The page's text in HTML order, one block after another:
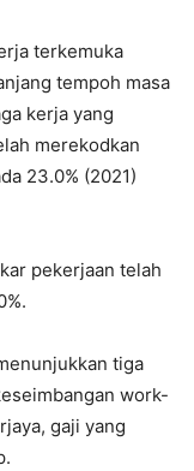
terkemuka
tempoh masa
kerja yang
merekodkan
23.0% (2021)
pekerjaan telah
tiga
work-
gaji yang